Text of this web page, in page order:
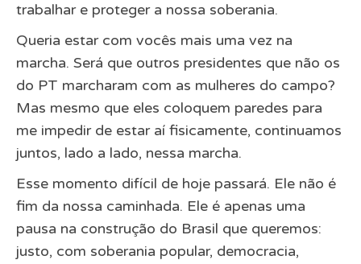
trabalhar e proteger a nossa soberania.
Queria estar com vocês mais uma vez na
marcha. Será que outros presidentes que não os
do PT marcharam com as mulheres do campo?
Mas mesmo que eles coloquem paredes para
me impedir de estar aí fisicamente, continuamos
juntos, lado a lado, nessa marcha.
Esse momento difícil de hoje passará. Ele não é
fim da nossa caminhada. Ele é apenas uma
pausa na construção do Brasil que queremos:
justo, com soberania popular, democracia,